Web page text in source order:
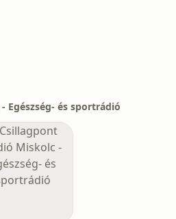
Egészség- és sportrádió